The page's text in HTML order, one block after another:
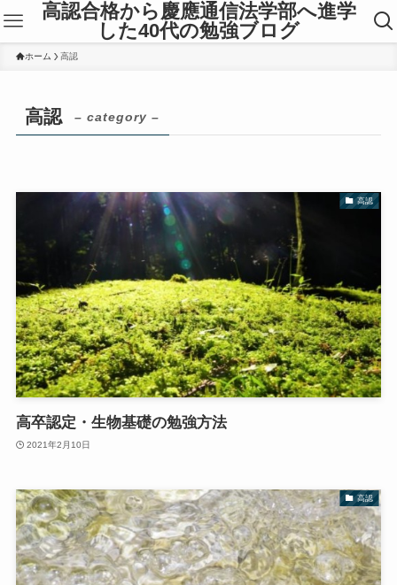
高認合格から慶應通信法学部へ進学
した40代の勉強ブログ
ホーム 高認
高認 – category –
高認
高卒認定・生物基礎の勉強方法
2021年2月10日
高認